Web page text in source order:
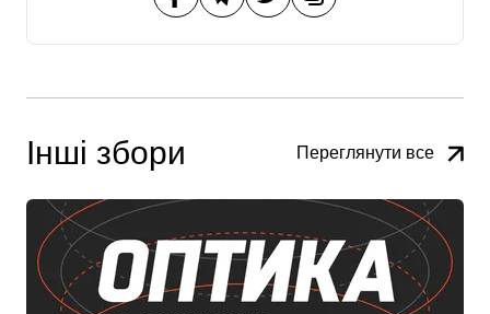
Інші збори Переглянути все